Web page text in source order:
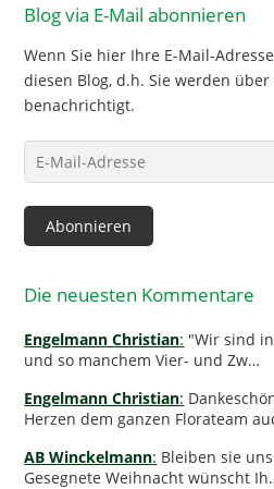
Blog via E-Mail abonnieren
Wenn Sie hier Ihre E-Mail-
diesen Blog, d.h. Sie werden
benachrichtigt.
E-
Mail-
Adresse
Abonnieren
Die neuesten Kommentare
Engelmann Christian: "Wir sind
und so manchem Vier- und Zw…
Engelmann Christian:
Herzen dem ganzen Florateam
AB Winckelmann: Bleiben sie
Gesegnete Weihnacht wünscht